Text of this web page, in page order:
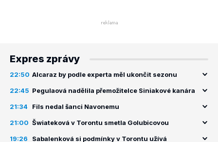
Expres zprávy
22:50 Alcaraz by podle experta měl ukončit sezonu
22:45 Pegulaová nadělila přemožitelce Siniakové kanára
21:34 Fils nedal šanci Navonemu
21:00 Šwiateková v Torontu smetla Golubicovou
19:26 Sabalenková si podmínky v Torontu užívá